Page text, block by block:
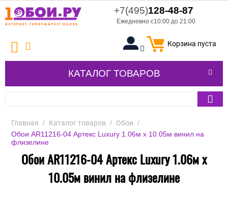
+7(495)128-48-87
Ежедневно с10:00 до 21:00
Корзина пуста
КАТАЛОГ ТОВАРОВ
Главная / Каталог товаров / Обои /
Обои AR11216-04 Артекс Luxury 1.06м x 10.05м винил на
флизелине
Обои AR11216-04 Артекс Luxury 1.06м x
10.05м винил на флизелине